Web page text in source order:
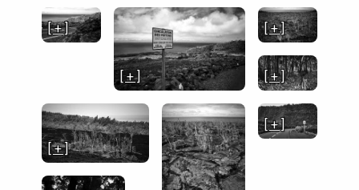
[ + ]
[ + ]
[ + ]
[ + ]
[ + ]
[ + ]